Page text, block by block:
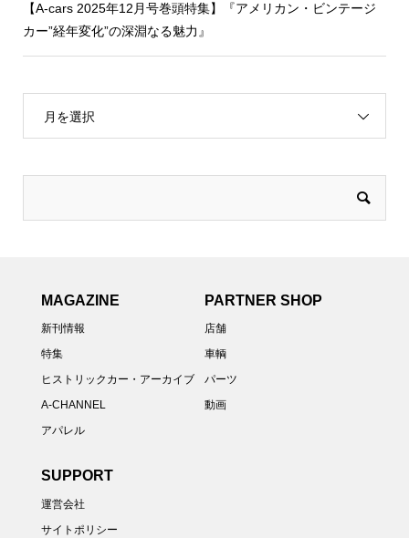
【A-cars 2025年12月号巻頭特集】『アメリカン・ビンテージ
カー”経年変化”の深淵なる魅力』
月を選択
MAGAZINE
新刊情報
特集
ヒストリックカー・アーカイブ
A-CHANNEL
アパレル
PARTNER SHOP
店舗
車輌
パーツ
動画
SUPPORT
運営会社
サイトポリシー